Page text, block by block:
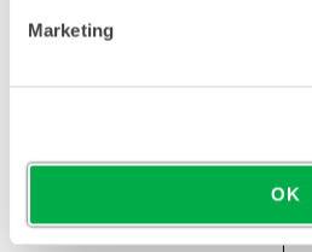
Marketing
OK